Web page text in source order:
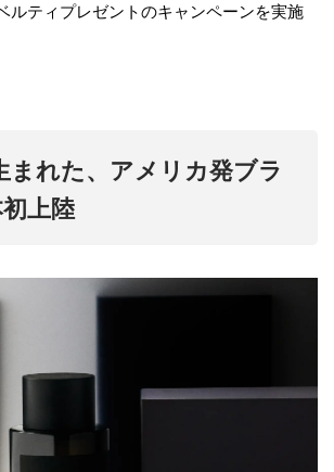
ルティプレゼントのキャンペーンを実施
まれた、アメリカ発ブラ
上陸